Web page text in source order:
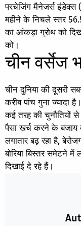
परचेजिंग मैनेजर्स इंडेक्स
महीने के निचले स्तर
का आंकड़ा ग्रोथ को
को।
चीन वर्सेज
चीन दुनिया की दूसरी
करीब पांच गुना
कई तरह की चुनौतियों
पैसा खर्च करने के
लगातार बढ़ रहा है,
बोरिया बिस्तर समेटने
दिखाई दे रहे हैं।